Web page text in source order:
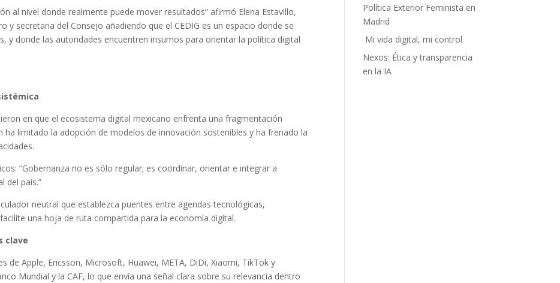
al nivel donde realmente puede mover resultados” afirmó Elena Estavillo,
y secretaria del Consejo añadiendo que el CEDIG es un espacio donde se
y donde las autoridades encuentren insumos para orientar la política digital
en que el ecosistema digital mexicano enfrenta una fragmentación
ha limitado la adopción de modelos de innovación sostenibles y ha frenado la
“Gobernanza no es sólo regular; es coordinar, orientar e integrar a
del país.”
neutral que establezca puentes entre agendas tecnológicas,
una hoja de ruta compartida para la economía digital.
clave
de Apple, Ericsson, Microsoft, Huawei, META, DiDi, Xiaomi, TikTok y
Mundial y la CAF, lo que envía una señal clara sobre su relevancia dentro
Política Exterior Feminista en
Madrid
Mi vida digital, mi control
Nexos: Ética y transparencia
en la IA